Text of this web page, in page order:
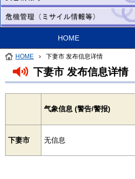
HOME
HOME › 下妻市 发布信息详情
下妻市 发布信息详情
气象信息 (警告/警报)
下妻市 无信息